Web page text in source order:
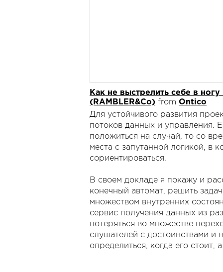
Как не выстрелить себе в
(RAMBLER&Co) from Ontico
Для устойчивого развития
потоков данных и управления.
положиться на случай, то со
места с запутанной логикой, в
сориентироваться.
В своем докладе я покажу и
конечный автомат, решить
множеством внутренних
сервис получения данных из
потеряться во множестве
слушателей с достоинствами и
определиться, когда его стоит,